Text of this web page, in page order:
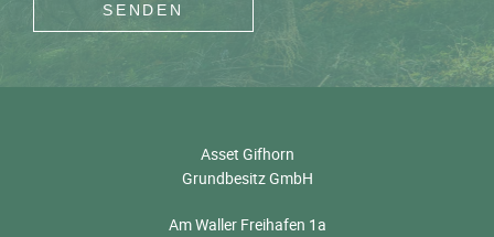
SENDEN
Asset Gifhorn
Grundbesitz GmbH
Am Waller Freihafen 1a